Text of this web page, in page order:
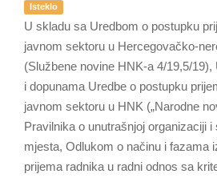
Isteklo
U skladu sa Uredbom o postupku
javnom sektoru u Hercegovačko-
(Službene novine HNK-a 4/19,5/
i dopunama Uredbe o postupku
javnom sektoru u HNK („Narodne
Pravilnika o unutrašnjoj organizaciji
mjesta, Odlukom o načinu i fazama
prijema radnika u radni odnos sa